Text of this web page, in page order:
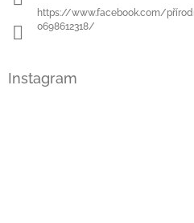
https://www.facebook.com/
0698612318/
Instagram